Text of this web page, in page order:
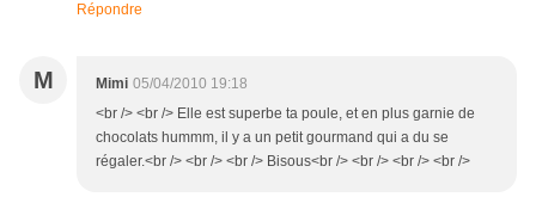
Répondre
M Mimi 05/04/2010 19:18
<br /> <br /> Elle est superbe ta poule, et en plus garnie de
chocolats hummm, il y a un petit gourmand qui a du se
régaler.<br /> <br /> <br /> Bisous<br /> <br /> <br /> <br />